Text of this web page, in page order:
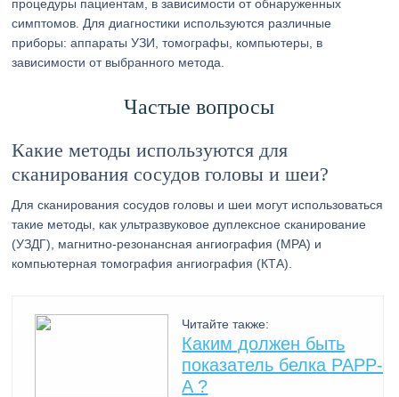
процедуры пациентам, в зависимости от обнаруженных
симптомов. Для диагностики используются различные
приборы: аппараты УЗИ, томографы, компьютеры, в
зависимости от выбранного метода.
Частые вопросы
Какие методы используются для
сканирования сосудов головы и шеи?
Для сканирования сосудов головы и шеи могут использоваться
такие методы, как ультразвуковое дуплексное сканирование
(УЗДГ), магнитно-резонансная ангиография (МРА) и
компьютерная томография ангиография (КТА).
Читайте также:
Каким должен быть
показатель белка PAPP-
A ?